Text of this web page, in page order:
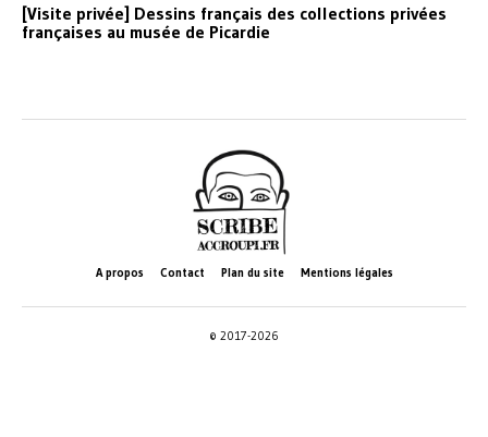
[Visite privée] Dessins français des collections privées
françaises au musée de Picardie
A propos Contact Plan du site Mentions légales
© 2017-2026